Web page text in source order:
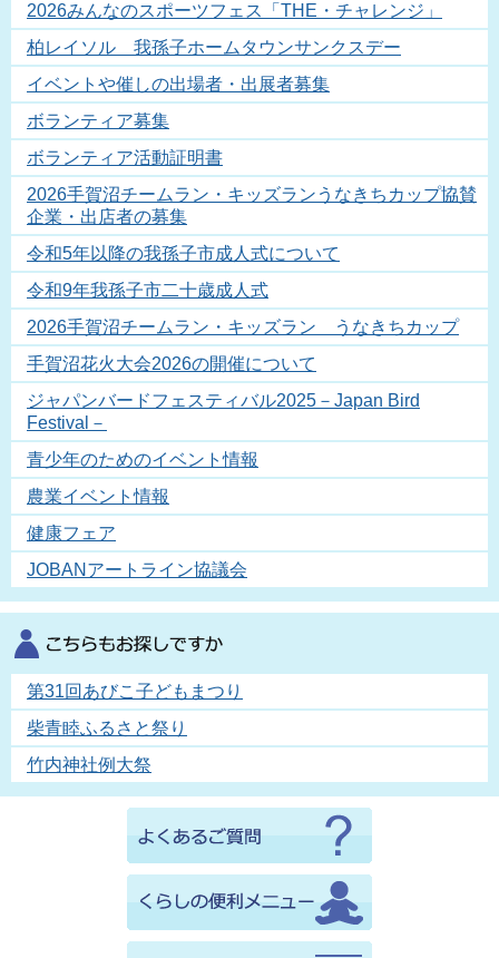
2026みんなのスポーツフェス「THE・チャレンジ」
柏レイソル 我孫子ホームタウンサンクスデー
イベントや催しの出場者・出展者募集
ボランティア募集
ボランティア活動証明書
2026手賀沼チームラン・キッズランうなきちカップ協賛
企業・出店者の募集
令和5年以降の我孫子市成人式について
令和9年我孫子市二十歳成人式
2026手賀沼チームラン・キッズラン うなきちカップ
手賀沼花火大会2026の開催について
ジャパンバードフェスティバル2025－Japan Bird
Festival－
青少年のためのイベント情報
農業イベント情報
健康フェア
JOBANアートライン協議会
第31回あびこ子どもまつり
柴青睦ふるさと祭り
竹内神社例大祭